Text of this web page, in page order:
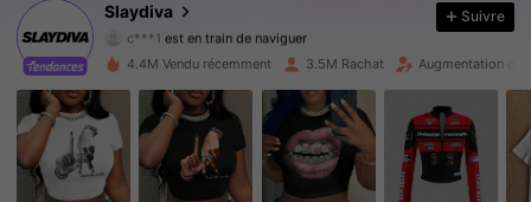
Slaydiva
c***1est en train de naviguer
4.92
1.1M Suiveurs
4.92 1.1M Suiveurs
1.1M Suiveurs
Suivre
4.4M Vendu récemment 3.5M Rachat Augmentation du